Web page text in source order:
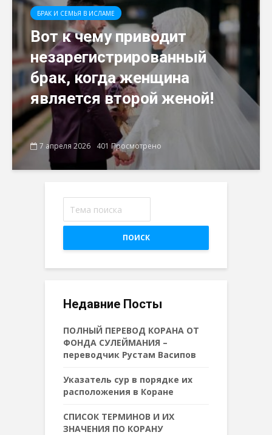
БРАК И СЕМЬЯ В ИСЛАМЕ
Вот к чему приводит
незарегистрированный
брак, когда женщина
является второй женой!
7 апреля 2026 401 Просмотрено
ПОИСК
Недавние Посты
ПОЛНЫЙ ПЕРЕВОД КОРАНА ОТ
ФОНДА СУЛЕЙМАНИЯ –
переводчик Рустам Васипов
Указатель сур в порядке их
расположения в Коране
СПИСОК ТЕРМИНОВ И ИХ
ЗНАЧЕНИЯ ПО КОРАНУ